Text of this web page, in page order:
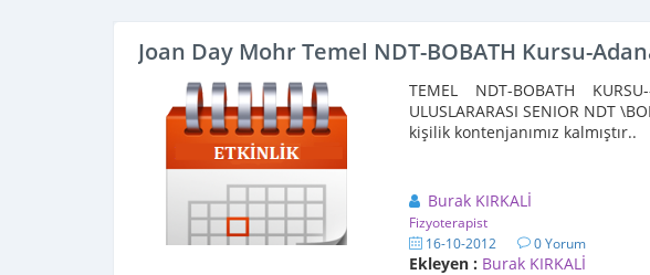
Joan Day Mohr Temel NDT-BOBATH Kursu-
TEMEL NDT-BOBATH
ULUSLARARASI SENIOR
kişilik kontenjanımız kalmıştır..
Burak KIRKALİ
Fizyoterapist
16-10-2012 0 Yorum
Ekleyen : Burak KIRKALİ